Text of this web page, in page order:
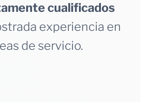
cualificados
experiencia en
de servicio.